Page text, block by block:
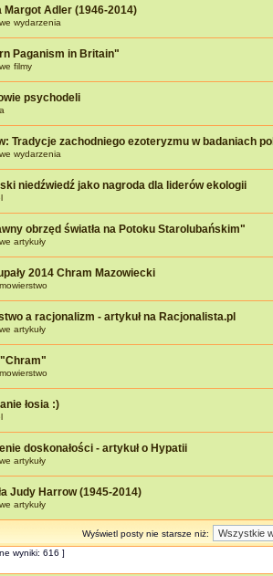
Margot Adler (1946-2014)
wydarzenia
Paganism in Britain"
filmy
psychodeli
Tradycje zachodniego ezoteryzmu w badaniach
wydarzenia
niedźwiedź jako nagroda dla liderów ekologii
obrzęd światła na Potoku Starolubańskim"
artykuły
2014 Chram Mazowiecki
a racjonalizm - artykuł na Racjonalista.pl
artykuły
łosia :)
doskonałości - artykuł o Hypatii
artykuły
Judy Harrow (1945-2014)
artykuły
Wyświetl posty nie starsze niż:
wyniki: 616 ]